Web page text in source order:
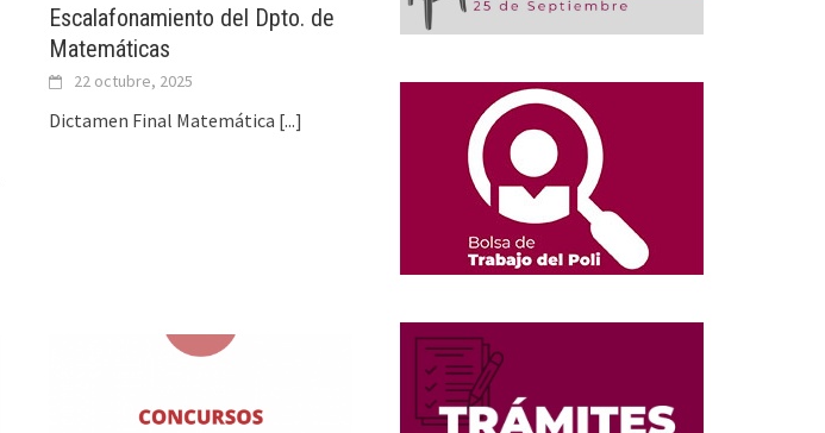
Escalafonamiento del Dpto. de
Matemáticas
22 octubre, 2025
Dictamen Final Matemática [...]